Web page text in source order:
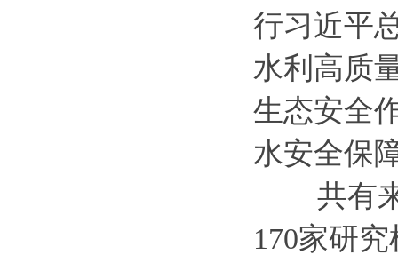
行习近平
水利高质
生态安全
水安全保
共有来
170家研